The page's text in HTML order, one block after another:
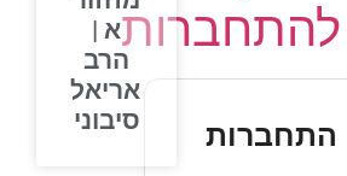
להתחברות
התחברות
א |
הרב
אריאל
סיבוני